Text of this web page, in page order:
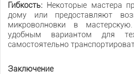
Гибкость: Некоторые мастера
дому или предоставляют
микроволновки в
удобным вариантом для
самостоятельно
Заключение